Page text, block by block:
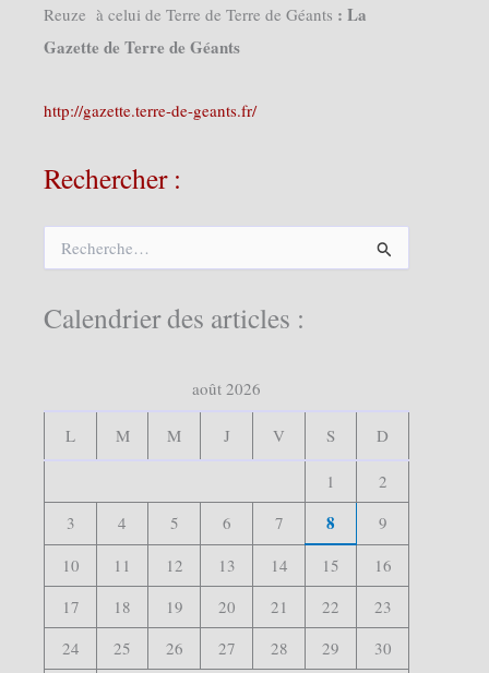
Reuze à celui de Terre de Terre de Géants : La
Gazette de Terre de Géants
http://gazette.terre-de-geants.fr/
Rechercher :
e
e
Calendrier des articles :
août 2026
L M M J V S D
1
2
3
4 5 6 7 8
9
10
11 12 13 14 15
16
17
18 19 20 21 22
23
24
25 26 27 28 29
30